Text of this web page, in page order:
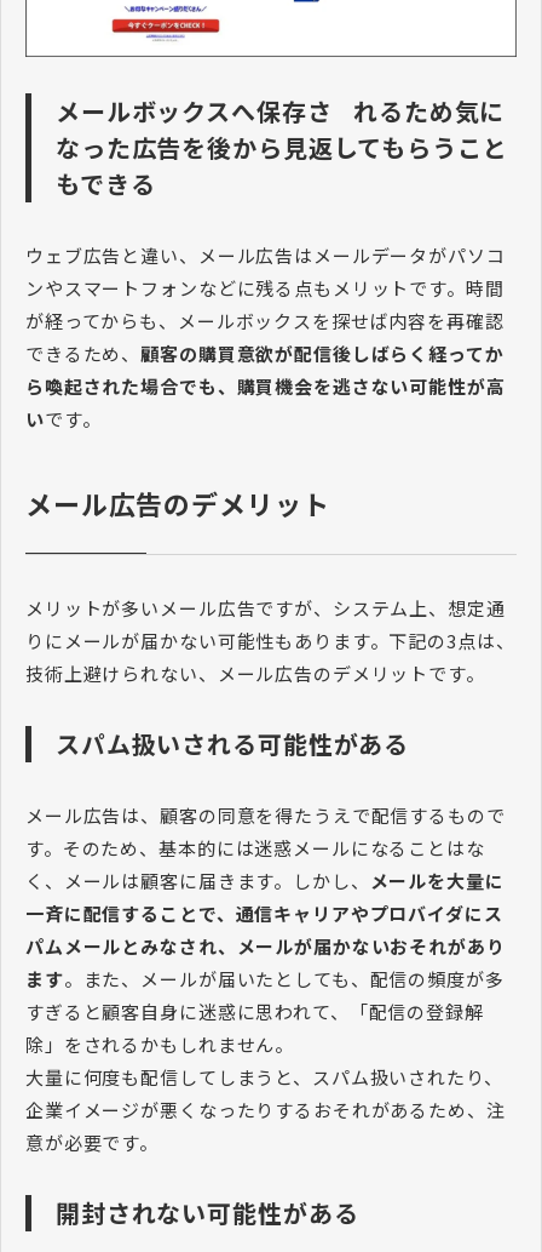
メールボックスへ保存さ れるため気に
なった広告を後から見返してもらうこと
もできる
ウェブ広告と違い、メール広告はメールデータがパソコ
ンやスマートフォンなどに残る点もメリットです。時間
が経ってからも、メールボックスを探せば内容を再確認
できるため、顧客の購買意欲が配信後しばらく経ってか
ら喚起された場合でも、購買機会を逃さない可能性が高
いです。
メール広告のデメリット
メリットが多いメール広告ですが、システム上、想定通
りにメールが届かない可能性もあります。下記の3点は、
技術上避けられない、メール広告のデメリットです。
スパム扱いされる可能性がある
メール広告は、顧客の同意を得たうえで配信するもので
す。そのため、基本的には迷惑メールになることはな
く、メールは顧客に届きます。しかし、
メールを大量に
一斉に配信することで、通信キャリアやプロバイダにス
パムメールとみなされ、メールが届かないおそれがあり
ます。また、メールが届いたとしても、配信の頻度が多
すぎると顧客自身に迷惑に思われて、「配信の登録解
除」をされるかもしれません。
大量に何度も配信してしまうと、スパム扱いされたり、
企業イメージが悪くなったりするおそれがあるため、注
意が必要です。
開封されない可能性がある